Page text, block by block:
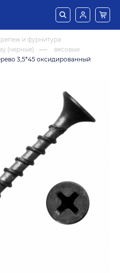
и фурнитура
(черные)
весовые
3,5*45 оксидированный